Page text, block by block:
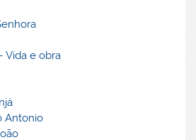
Vida e obra
Antonio